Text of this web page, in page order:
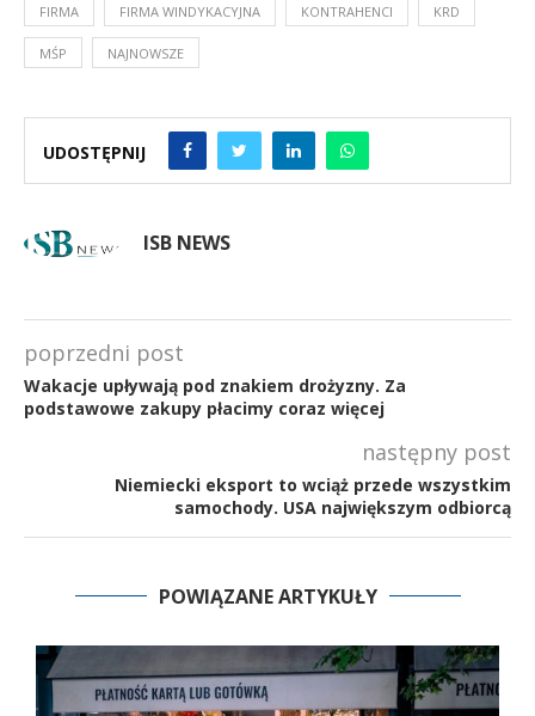
FIRMA FIRMA WINDYKACYJNA KONTRAHENCI KRD
MŚP NAJNOWSZE
UDOSTĘPNIJ
ISB NEWS
poprzedni post
Wakacje upływają pod znakiem drożyzny. Za
podstawowe zakupy płacimy coraz więcej
następny post
Niemiecki eksport to wciąż przede wszystkim
samochody. USA największym odbiorcą
POWIĄZANE ARTYKUŁY